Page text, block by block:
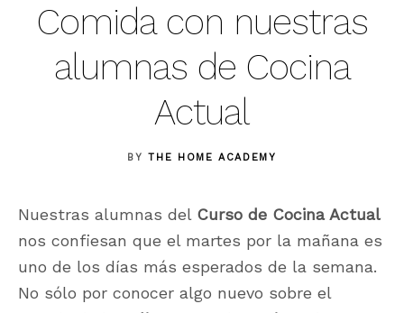
Comida con nuestras
alumnas de Cocina
Actual
BYTHE HOME ACADEMY
Nuestras alumnas del Curso de Cocina Actual
nos confiesan que el martes por la mañana es
uno de los días más esperados de la semana.
No sólo por conocer algo nuevo sobre el